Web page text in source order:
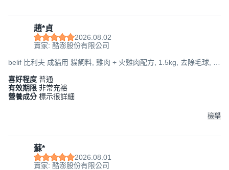
趙*貞
2026.08.02
賣家: 酷澎股份有限公司
belif 比利夫 成貓用 貓飼料, 雞肉 + 火雞肉配方, 1.5kg, 去除毛球, 1
喜好程度 普通
有效期限 非常充裕
營養成分 標示很詳細
檢舉
蘇*
2026.08.01
賣家: 酷澎股份有限公司